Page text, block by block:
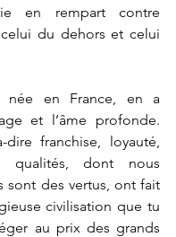
en rempart contre
du dehors et celui
née en France, en a
et l’âme profonde.
dire franchise, loyauté,
qualités, dont nous
sont des vertus, ont fait
civilisation que tu
au prix des grands